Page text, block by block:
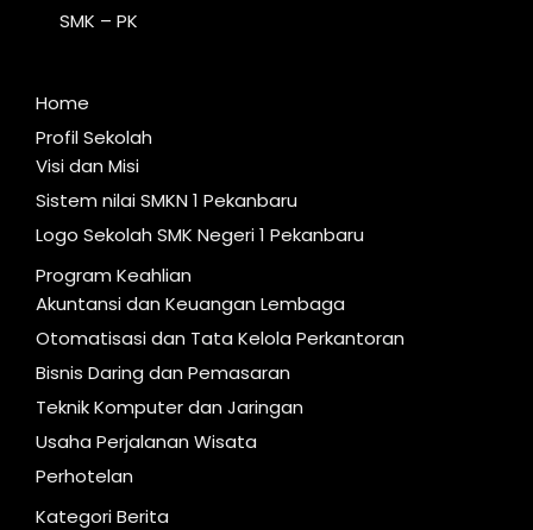
SMK – PK
Home
Profil Sekolah
Visi dan Misi
Sistem nilai SMKN 1 Pekanbaru
Logo Sekolah SMK Negeri 1 Pekanbaru
Program Keahlian
Akuntansi dan Keuangan Lembaga
Otomatisasi dan Tata Kelola Perkantoran
Bisnis Daring dan Pemasaran
Teknik Komputer dan Jaringan
Usaha Perjalanan Wisata
Perhotelan
Kategori Berita